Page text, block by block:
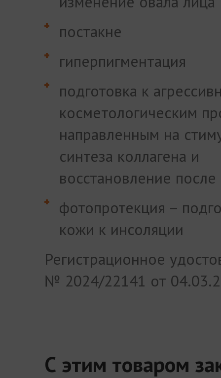
постакне
гиперпигментация
подготовка к
косметологическим
направленным на
синтеза коллагена и
восстановление после
фотопротекция –
кожи к инсоляции
Регистрационное
№ 2024/22141 от
С этим товаром